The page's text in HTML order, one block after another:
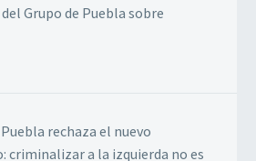
Grupo de Puebla sobre
rechaza el nuevo
criminalizar a la izquierda no es